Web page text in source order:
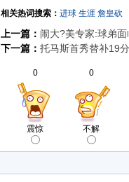
相关热词搜索： 进球 生涯 詹皇砍
上一篇： 闹大?美专家:球弟
下一篇： 托马斯首秀替补19
0
震惊
0
不解